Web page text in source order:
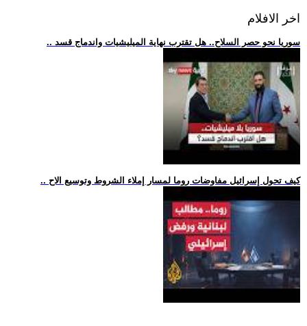
اخر الافلام
.. سوريا نحو حصر السلاح.. هل تقترب نهاية الميليشيات واندماج قسد
.. كيف تحول إسرائيل مفاوضات روما لمسار إملاء الشروط وتوسيع الاح